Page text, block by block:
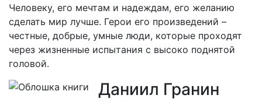
Человеку, его мечтам и надеждам, его желанию
сделать мир лучше. Герои его произведений –
честные, добрые, умные люди, которые проходят
через жизненные испытания с высоко поднятой
головой.
Даниил Гранин